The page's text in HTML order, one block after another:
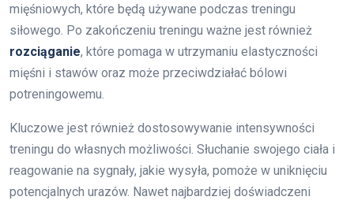
mięśniowych, które będą używane podczas treningu
siłowego. Po zakończeniu treningu ważne jest również
rozciąganie, które pomaga w utrzymaniu elastyczności
mięśni i stawów oraz może przeciwdziałać bólowi
potreningowemu.
Kluczowe jest również dostosowywanie intensywności
treningu do własnych możliwości. Słuchanie swojego ciała i
reagowanie na sygnały, jakie wysyła, pomoże w uniknięciu
potencjalnych urazów. Nawet najbardziej doświadczeni